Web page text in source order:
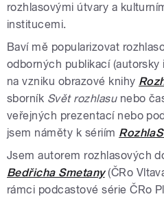
rozhlasovými útvary a
institucemi.
Baví mě popularizovat
odborných publikací (autorsky
na vzniku obrazové knihy
sborník Svět rozhlasunebo
veřejných prezentací nebo
jsem náměty k sériím
Jsem autorem rozhlasových
Bedřicha Smetany(ČRo
rámci podcastové série ČRo